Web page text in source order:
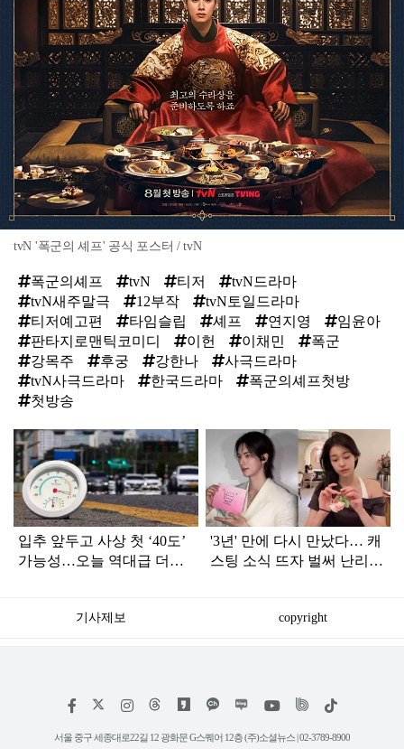
tvN '폭군의 셰프' 공식 포스터 / tvN
폭군의셰프 tvN 티저
tvN드라마
tvN새주말극
12부작
tvN토일드라마
티저예고편
타임슬립 셰프 연지영
임윤아
판타지로맨틱코미디
이헌 이채민
폭군
강목주
후궁 강한나
사극드라마
tvN사극드라마
한국드라마
폭군의셰프첫방
첫방송
탑
라
인
입추 앞두고 사상 첫 ‘40도’
가능성…오늘 역대급 더위
'3년' 만에 다시 만났다… 캐
스팅 소식 뜨자 벌써 난리
기사제보 copyright
페
스
인
타
위
트
틱
서울 중구 세종대로22길 12 광화문 G스퀘어 12층 (주)소셜뉴스 | 02-3789-8900